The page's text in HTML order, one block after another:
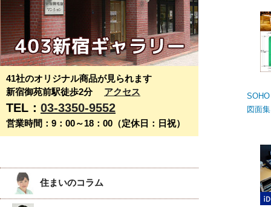
41社のオリジナル商品が見られます
新宿御苑前駅徒歩2分 アクセス
TEL： 03-3350-9552
営業時間：9：00～18：00（定休日：日祝）
住まいのコラム
図面